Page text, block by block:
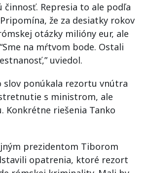
činnosť. Represia to ale podľa
že za desiatky rokov
otázky milióny eur, ale
na mŕtvom bode. Ostali
uviedol.
slov ponúkala rezortu vnútra
s ministrom, ale
Konkrétne riešenia Tanko
prezidentom Tiborom
opatrenia, ktoré rezort